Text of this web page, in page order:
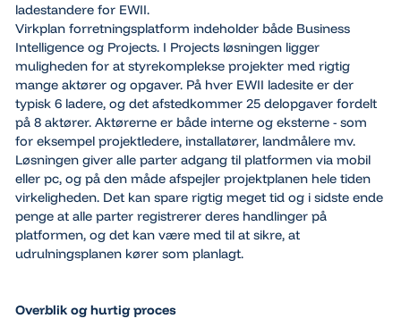
ladestandere for EWII.
Virkplan forretningsplatform indeholder både Business
Intelligence og Projects. I Projects løsningen ligger
muligheden for at styrekomplekse projekter med rigtig
mange aktører og opgaver. På hver EWII ladesite er der
typisk 6 ladere, og det afstedkommer 25 delopgaver fordelt
på 8 aktører. Aktørerne er både interne og eksterne - som
for eksempel projektledere, installatører, landmålere mv.
Løsningen giver alle parter adgang til platformen via mobil
eller pc, og på den måde afspejler projektplanen hele tiden
virkeligheden. Det kan spare rigtig meget tid og i sidste ende
penge at alle parter registrerer deres handlinger på
platformen, og det kan være med til at sikre, at
udrulningsplanen kører som planlagt.
Overblik og hurtig proces